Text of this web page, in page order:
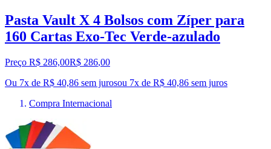
Pasta Vault X 4 Bolsos com Zíper para
160 Cartas Exo-Tec Verde-azulado
Preço R$ 286,00R$ 286,00
Ou 7x de R$ 40,86 sem jurosou 7x de R$ 40,86 sem juros
Compra Internacional